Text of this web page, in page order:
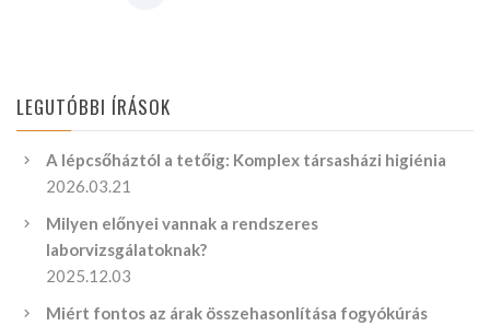
LEGUTÓBBI ÍRÁSOK
A lépcsőháztól a tetőig: Komplex társasházi higiénia
2026.03.21
Milyen előnyei vannak a rendszeres
laborvizsgálatoknak?
2025.12.03
Miért fontos az árak összehasonlítása fogyókúrás